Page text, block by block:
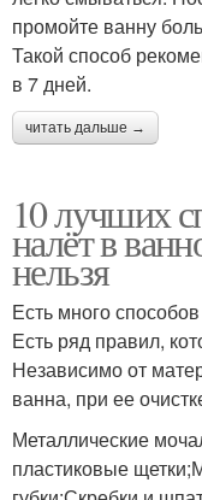
промойте ванну
Такой способ
в 7 дней.
читать дальше →
10 лучших
налёт в
нельзя
Есть много
Есть ряд правил,
Независимо от
ванна, при ее
Металлические
пластиковые